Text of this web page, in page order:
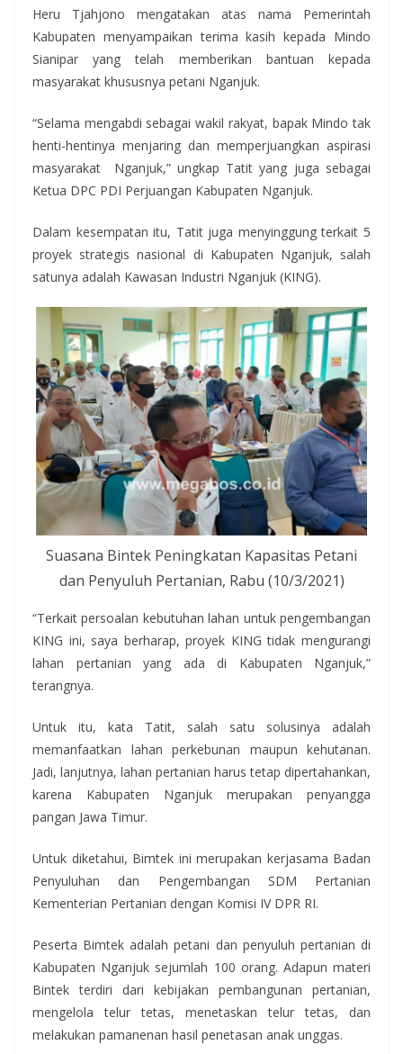
Heru Tjahjono mengatakan atas nama Pemerintah
Kabupaten menyampaikan terima kasih kepada Mindo
Sianipar yang telah memberikan bantuan kepada
masyarakat khususnya petani Nganjuk.
“Selama mengabdi sebagai wakil rakyat, bapak Mindo tak
henti-hentinya menjaring dan memperjuangkan aspirasi
masyarakat Nganjuk,” ungkap Tatit yang juga sebagai
Ketua DPC PDI Perjuangan Kabupaten Nganjuk.
Dalam kesempatan itu, Tatit juga menyinggung terkait 5
proyek strategis nasional di Kabupaten Nganjuk, salah
satunya adalah Kawasan Industri Nganjuk (KING).
Suasana Bintek Peningkatan Kapasitas Petani
dan Penyuluh Pertanian, Rabu (10/3/2021)
“Terkait persoalan kebutuhan lahan untuk pengembangan
KING ini, saya berharap, proyek KING tidak mengurangi
lahan pertanian yang ada di Kabupaten Nganjuk,”
terangnya.
Untuk itu, kata Tatit, salah satu solusinya adalah
memanfaatkan lahan perkebunan maupun kehutanan.
Jadi, lanjutnya, lahan pertanian harus tetap dipertahankan,
karena Kabupaten Nganjuk merupakan penyangga
pangan Jawa Timur.
Untuk diketahui, Bimtek ini merupakan kerjasama Badan
Penyuluhan dan Pengembangan SDM Pertanian
Kementerian Pertanian dengan Komisi IV DPR RI.
Peserta Bimtek adalah petani dan penyuluh pertanian di
Kabupaten Nganjuk sejumlah 100 orang. Adapun materi
Bintek terdiri dari kebijakan pembangunan pertanian,
mengelola telur tetas, menetaskan telur tetas, dan
melakukan pamanenan hasil penetasan anak unggas.